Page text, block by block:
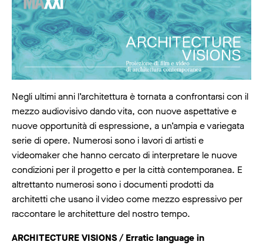
Negli ultimi anni l’architettura è tornata a confrontarsi con il
mezzo audiovisivo dando vita, con nuove aspettative e
nuove opportunità di espressione, a un’ampia e variegata
serie di opere. Numerosi sono i lavori di artisti e
videomaker che hanno cercato di interpretare le nuove
condizioni per il progetto e per la città contemporanea. E
altrettanto numerosi sono i documenti prodotti da
architetti che usano il video come mezzo espressivo per
raccontare le architetture del nostro tempo.
ARCHITECTURE VISIONS / Erratic language in